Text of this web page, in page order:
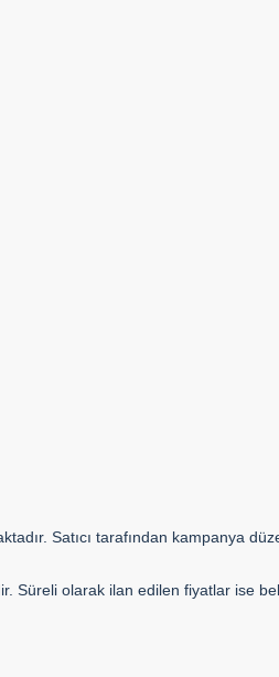
Satıcı tarafından kampanya
Süreli olarak ilan edilen fiyatlar ise